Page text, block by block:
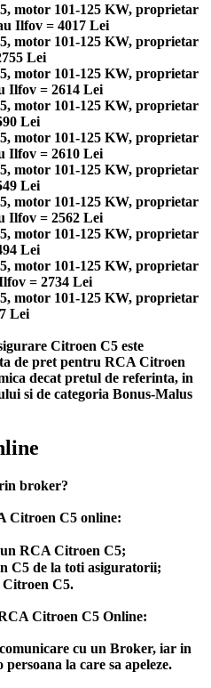
motor 101-125 KW, proprietar
Ilfov = 4017 Lei
motor 101-125 KW, proprietar
Lei
motor 101-125 KW, proprietar
Ilfov = 2614 Lei
motor 101-125 KW, proprietar
Lei
motor 101-125 KW, proprietar
Ilfov = 2610 Lei
motor 101-125 KW, proprietar
Lei
motor 101-125 KW, proprietar
Ilfov = 2562 Lei
motor 101-125 KW, proprietar
Lei
motor 101-125 KW, proprietar
= 2734 Lei
motor 101-125 KW, proprietar
Lei
Citroen C5 este
de pret pentru RCA Citroen
decat pretul de referinta, in
si de categoria Bonus-Malus
broker?
Citroen C5 online:
RCA Citroen C5;
C5 de la toti asiguratorii;
C5.
Citroen C5 Online:
cu un Broker, iar in
la care sa apeleze.